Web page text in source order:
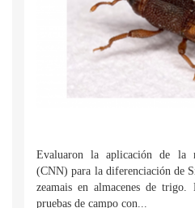
Evaluaron la aplicación de la
(CNN) para la diferenciación de
zeamais en almacenes de
pruebas de campo con...